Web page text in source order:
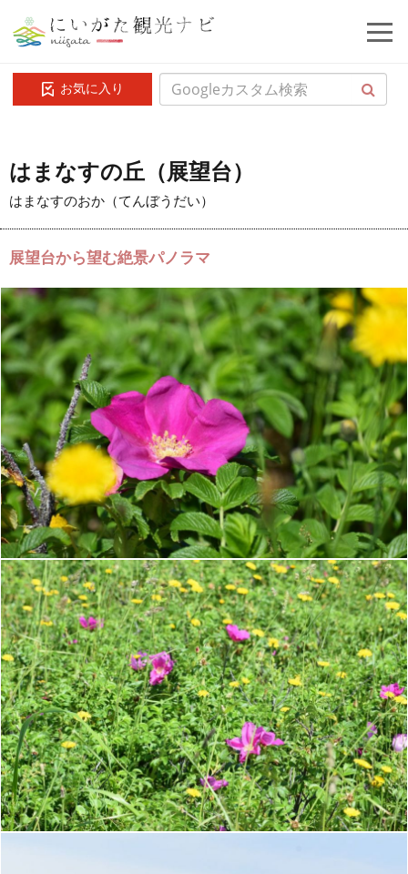
お気に入り
はまなすの丘（展望台）
はまなすのおか（てんぼうだい）
展望台から望む絶景パノラマ